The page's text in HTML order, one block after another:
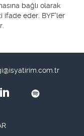
bağlı olarak
ifade eder. BYF'ler